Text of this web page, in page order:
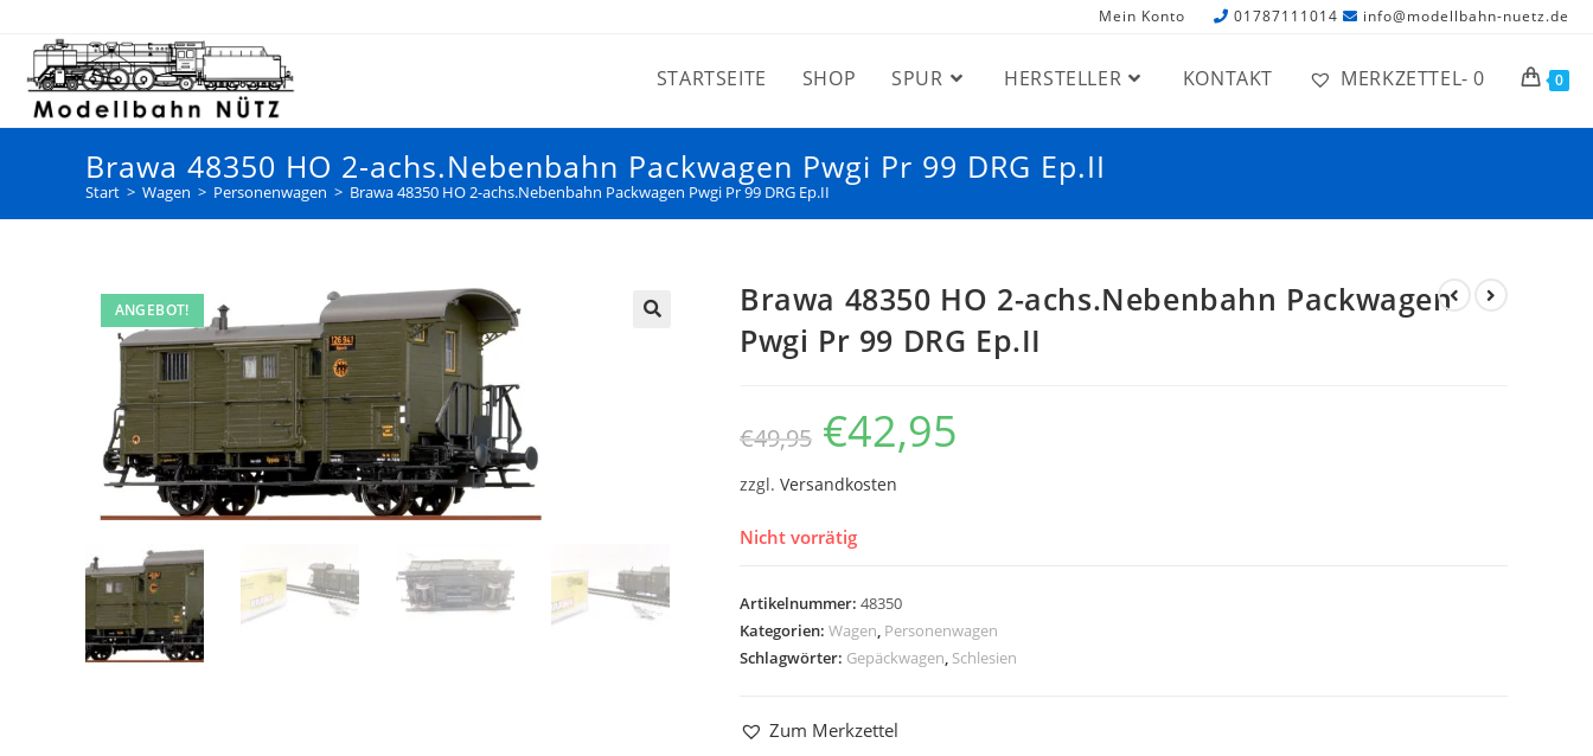
Mein Konto 01787111014 info@modellbahn-nuetz.de
STARTSEITE SHOP SPUR HERSTELLER KONTAKT MERKZETTEL- 0 0
Brawa 48350 HO 2-achs.Nebenbahn Packwagen Pwgi Pr 99 DRG Ep.II
Start > Wagen > Personenwagen > Brawa 48350 HO 2-achs.Nebenbahn Packwagen Pwgi Pr 99 DRG Ep.II
ANGEBOT!
Brawa 48350 HO 2-achs.Nebenbahn Packwagen
Pwgi Pr 99 DRG Ep.II
€49,95 €42,95
zzgl. Versandkosten
Nicht vorrätig
Artikelnummer: 48350
Kategorien: Wagen, Personenwagen
Schlagwörter: Gepäckwagen, Schlesien
Zum Merkzettel